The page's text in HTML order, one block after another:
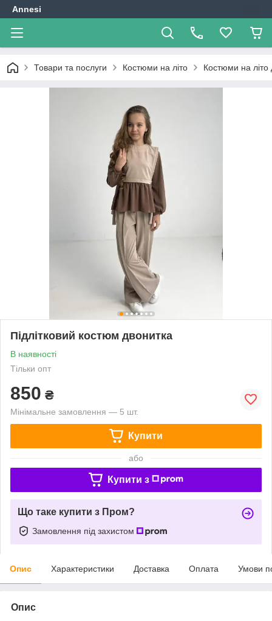
Annesi
Товари та послуги Костюми на літо Костюми на літо
Підлітковий костюм двонитка
В наявності
Тільки опт
850 ₴
Мінімальне замовлення — 5 шт.
Купити
або
Купити з
Що таке купити з Пром?
Замовлення під захистом
Опис Характеристики Доставка Оплата Умови
Опис